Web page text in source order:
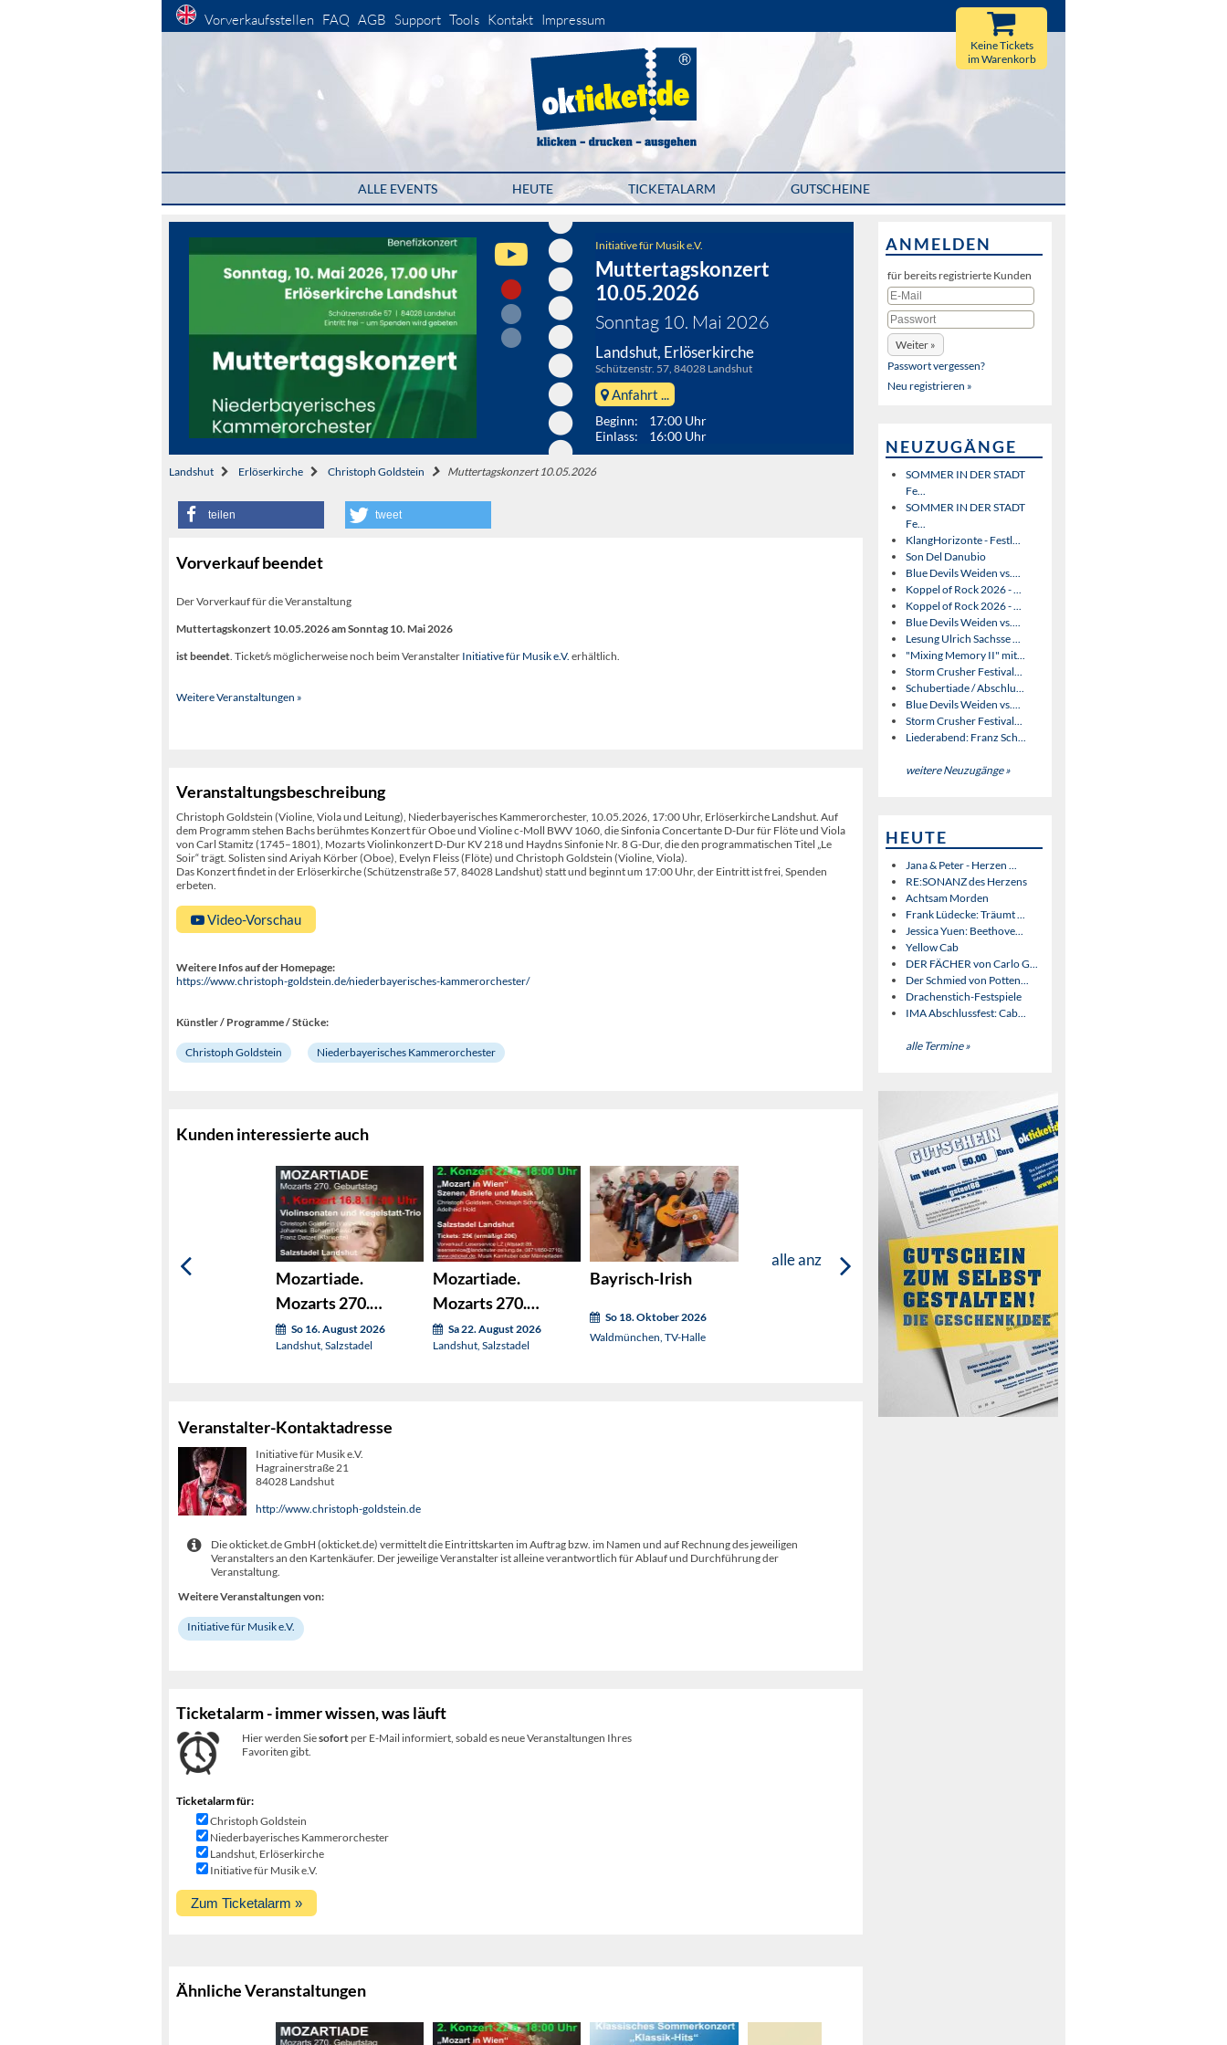
Vorverkaufsstellen FAQ AGB Support Tools Kontakt Impressum
ALLE EVENTS HEUTE TICKETALARM GUTSCHEINE
Keine Tickets
im Warenkorb
Initiative für Musik e.V.
Muttertagskonzert
10.05.2026
Sonntag 10. Mai 2026
Landshut, Erlöserkirche
Schützenstr. 57, 84028 Landshut
Anfahrt ...
Beginn: 17:00 Uhr
Einlass: 16:00 Uhr
Landshut Erlöserkirche Christoph Goldstein Muttertagskonzert 10.05.2026
teilen tweet
Vorverkauf beendet
Der Vorverkauf für die Veranstaltung
Muttertagskonzert 10.05.2026 am Sonntag 10. Mai 2026
ist beendet . Ticket/s möglicherweise noch beim Veranstalter Initiative für Musik e.V. erhältlich.
Weitere Veranstaltungen »
Veranstaltungsbeschreibung
Christoph Goldstein (Violine, Viola und Leitung), Niederbayerisches Kammerorchester, 10.05.2026, 17:00 Uhr, Erlöserkirche Landshut. Auf
dem Programm stehen Bachs berühmtes Konzert für Oboe und Violine c-Moll BWV 1060, die Sinfonia Concertante D-Dur für Flöte und Viola
von Carl Stamitz (1745–1801), Mozarts Violinkonzert D-Dur KV 218 und Haydns Sinfonie Nr. 8 G-Dur, die den programmatischen Titel „Le
Soir“ trägt. Solisten sind Ariyah Körber (Oboe), Evelyn Fleiss (Flöte) und Christoph Goldstein (Violine, Viola).
Das Konzert findet in der Erlöserkirche (Schützenstraße 57, 84028 Landshut) statt und beginnt um 17:00 Uhr, der Eintritt ist frei, Spenden
erbeten.
Video-Vorschau
Weitere Infos auf der Homepage:
https://www.christoph-goldstein.de/niederbayerisches-kammerorchester/
Künstler / Programme / Stücke:
Christoph Goldstein Niederbayerisches Kammerorchester
Kunden interessierte auch
Mozartiade.
Mozarts 270.
Geburtstag Konzert
1
So 16. August 2026
Landshut, Salzstadel
Mozartiade.
Mozarts 270.
Geburtstag. Konzert
2
Sa 22. August 2026
Landshut, Salzstadel
Bayrisch-Irish
So 18. Oktober 2026
Waldmünchen, TV-Halle
alle anzeigen ...
Veranstalter-Kontaktadresse
Initiative für Musik e.V.
Hagrainerstraße 21
84028 Landshut
http://www.christoph-goldstein.de
Die okticket.de GmbH (okticket.de) vermittelt die Eintrittskarten im Auftrag bzw. im Namen und auf Rechnung des jeweiligen
Veranstalters an den Kartenkäufer. Der jeweilige Veranstalter ist alleine verantwortlich für Ablauf und Durchführung der
Veranstaltung.
Weitere Veranstaltungen von:
Initiative für Musik e.V.
Ticketalarm - immer wissen, was läuft
Hier werden Siesofortper E-Mail informiert, sobald es neue Veranstaltungen Ihres
Favoriten gibt.
Ticketalarm für:
Christoph Goldstein
Niederbayerisches Kammerorchester
Landshut, Erlöserkirche
Initiative für Musik e.V.
Ähnliche Veranstaltungen
ANMELDEN
für bereits registrierte Kunden
Passwort vergessen?
Neu registrieren »
NEUZUGÄNGE
SOMMER IN DER STADT
Fe...
SOMMER IN DER STADT
Fe...
KlangHorizonte - Festl...
Son Del Danubio
Blue Devils Weiden vs....
Koppel of Rock 2026 - ...
Koppel of Rock 2026 - ...
Blue Devils Weiden vs....
Lesung Ulrich Sachsse ...
"Mixing Memory II" mit...
Storm Crusher Festival...
Schubertiade / Abschlu...
Blue Devils Weiden vs....
Storm Crusher Festival...
Liederabend: Franz Sch...
weitere Neuzugänge »
HEUTE
Jana & Peter - Herzen ...
RE:SONANZ des Herzens
Achtsam Morden
Frank Lüdecke: Träumt ...
Jessica Yuen: Beethove...
Yellow Cab
DER FÄCHER von Carlo G...
Der Schmied von Potten...
Drachenstich-Festspiele
IMA Abschlussfest: Cab...
alle Termine »